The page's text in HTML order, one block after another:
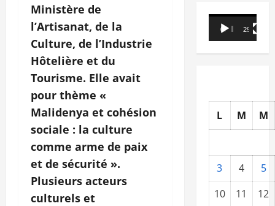
Ministère de
l’Artisanat, de la
Culture, de l’Industrie
Hôtelière et du
Tourisme. Elle avait
pour thème «
Malidenya et cohésion
sociale : la culture
comme arme de paix
et de sécurité ».
Plusieurs acteurs
culturels et
Lecteur
vidéo
00:00 29:21
L M M
3 4
5
10
11
12